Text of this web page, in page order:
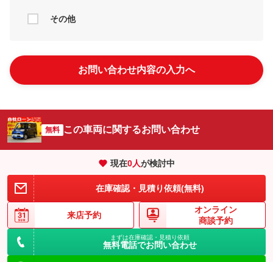
その他
お問い合わせ内容の入力へ
無料 この車両に関するお問い合わせ
現在0人が検討中
在庫確認・見積り依頼(無料)
来店予約
オンライン
商談予約
まずは在庫確認・見積り依頼
無料電話でお問い合わせ